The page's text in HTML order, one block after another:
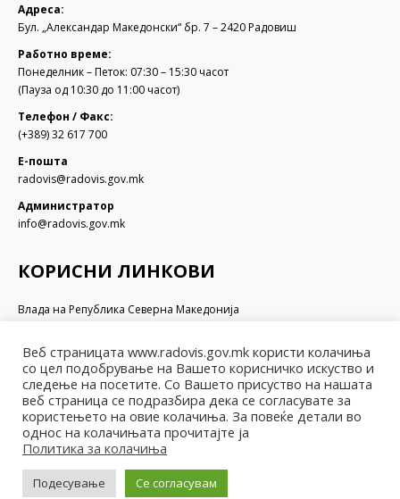
Адреса:
Бул. „Александар Македонски“ бр. 7 – 2420 Радовиш
Работно време:
Понеделник – Петок: 07:30 – 15:30 часот
(Пауза од 10:30 до 11:00 часот)
Телефон / Факс:
(+389) 32 617 700
Е-пошта
radovis@radovis.gov.mk
Администратор
info@radovis.gov.mk
КОРИСНИ ЛИНКОВИ
Влада на Република Северна Македонија
Министерство за финансии
Министерство за транспорт и врски
Министерство за локална самоуправа
Министерство за информатичко општество и администрација
Министерство за образование и наука
© Општина Радовиш - 2022. Сите права се задржани
Веб страницата www.radovis.gov.mk користи колачиња
со цел подобрување на Вашето корисничко искуство и
следење на посетите. Со Вашето присуство на нашата
веб страница се подразбира дека се согласувате за
користењето на овие колачиња. За повеќе детали во
однос на колачињата прочитајте ја
Политика за колачиња
Подесување Се согласувам